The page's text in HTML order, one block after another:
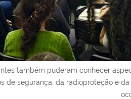
também puderam conhecer
de segurança, da radioproteção e